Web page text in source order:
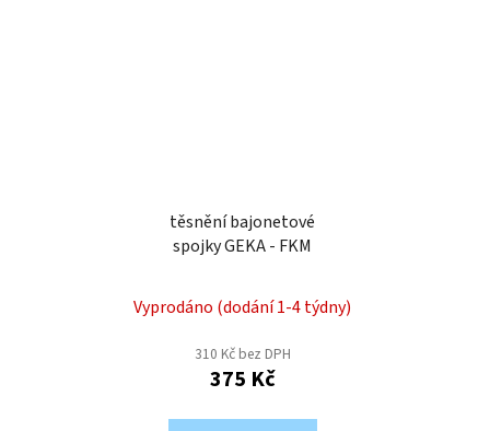
těsnění bajonetové
spojky GEKA - FKM
Vyprodáno (dodání 1-4 týdny)
310 Kč bez DPH
375 Kč